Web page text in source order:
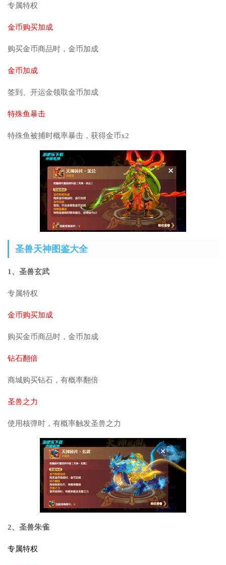
专属特权
金币购买加成
购买金币商品时，金币加成
金币加成
签到、开运金领取金币加成
特殊鱼暴击
特殊鱼被捕时概率暴击，获得金币x2
圣兽天神图鉴大全
1、圣兽玄武
专属特权
金币购买加成
购买金币商品时，金币加成
钻石翻倍
商城购买钻石，有概率翻倍
圣兽之力
使用核弹时，有概率触发圣兽之力
2、圣兽朱雀
专属特权